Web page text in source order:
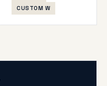
CUSTOM W